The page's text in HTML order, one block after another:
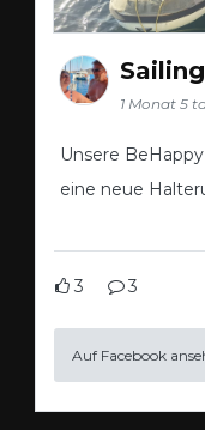
1 Monat 5
Unsere
eine neue
3 3
Auf Facebook